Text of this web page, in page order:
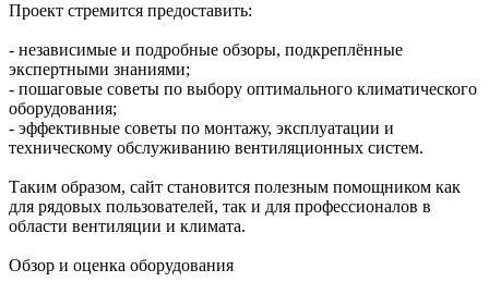
Проект стремится предоставить:
- независимые и подробные обзоры, подкреплённые
экспертными знаниями;
- пошаговые советы по выбору оптимального климатического
оборудования;
- эффективные советы по монтажу, эксплуатации и
техническому обслуживанию вентиляционных систем.
Таким образом, сайт становится полезным помощником как
для рядовых пользователей, так и для профессионалов в
области вентиляции и климата.
Обзор и оценка оборудования